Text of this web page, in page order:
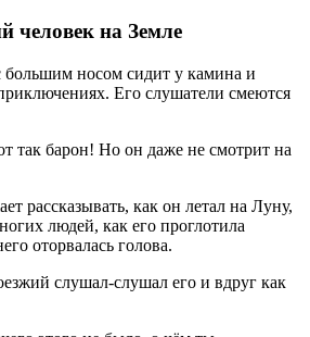
человек на Земле
большим носом сидит у камина и
Его слушатели смеются
так барон! Но он даже не смотрит на
рассказывать, как он летал на Луну,
людей, как его проглотила
оторвалась голова.
слушал-слушал его и вдруг как